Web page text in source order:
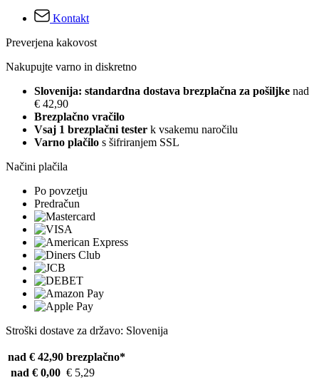
Kontakt
Preverjena kakovost
Nakupujte varno in diskretno
Slovenija: standardna dostava brezplačna za pošiljke nad
€ 42,90
Brezplačno vračilo
Vsaj 1 brezplačni tester k vsakemu naročilu
Varno plačilo s šifriranjem SSL
Načini plačila
Po povzetju
Predračun
Stroški dostave za državo: Slovenija
nad € 42,90 brezplačno*
nad € 0,00 € 5,29